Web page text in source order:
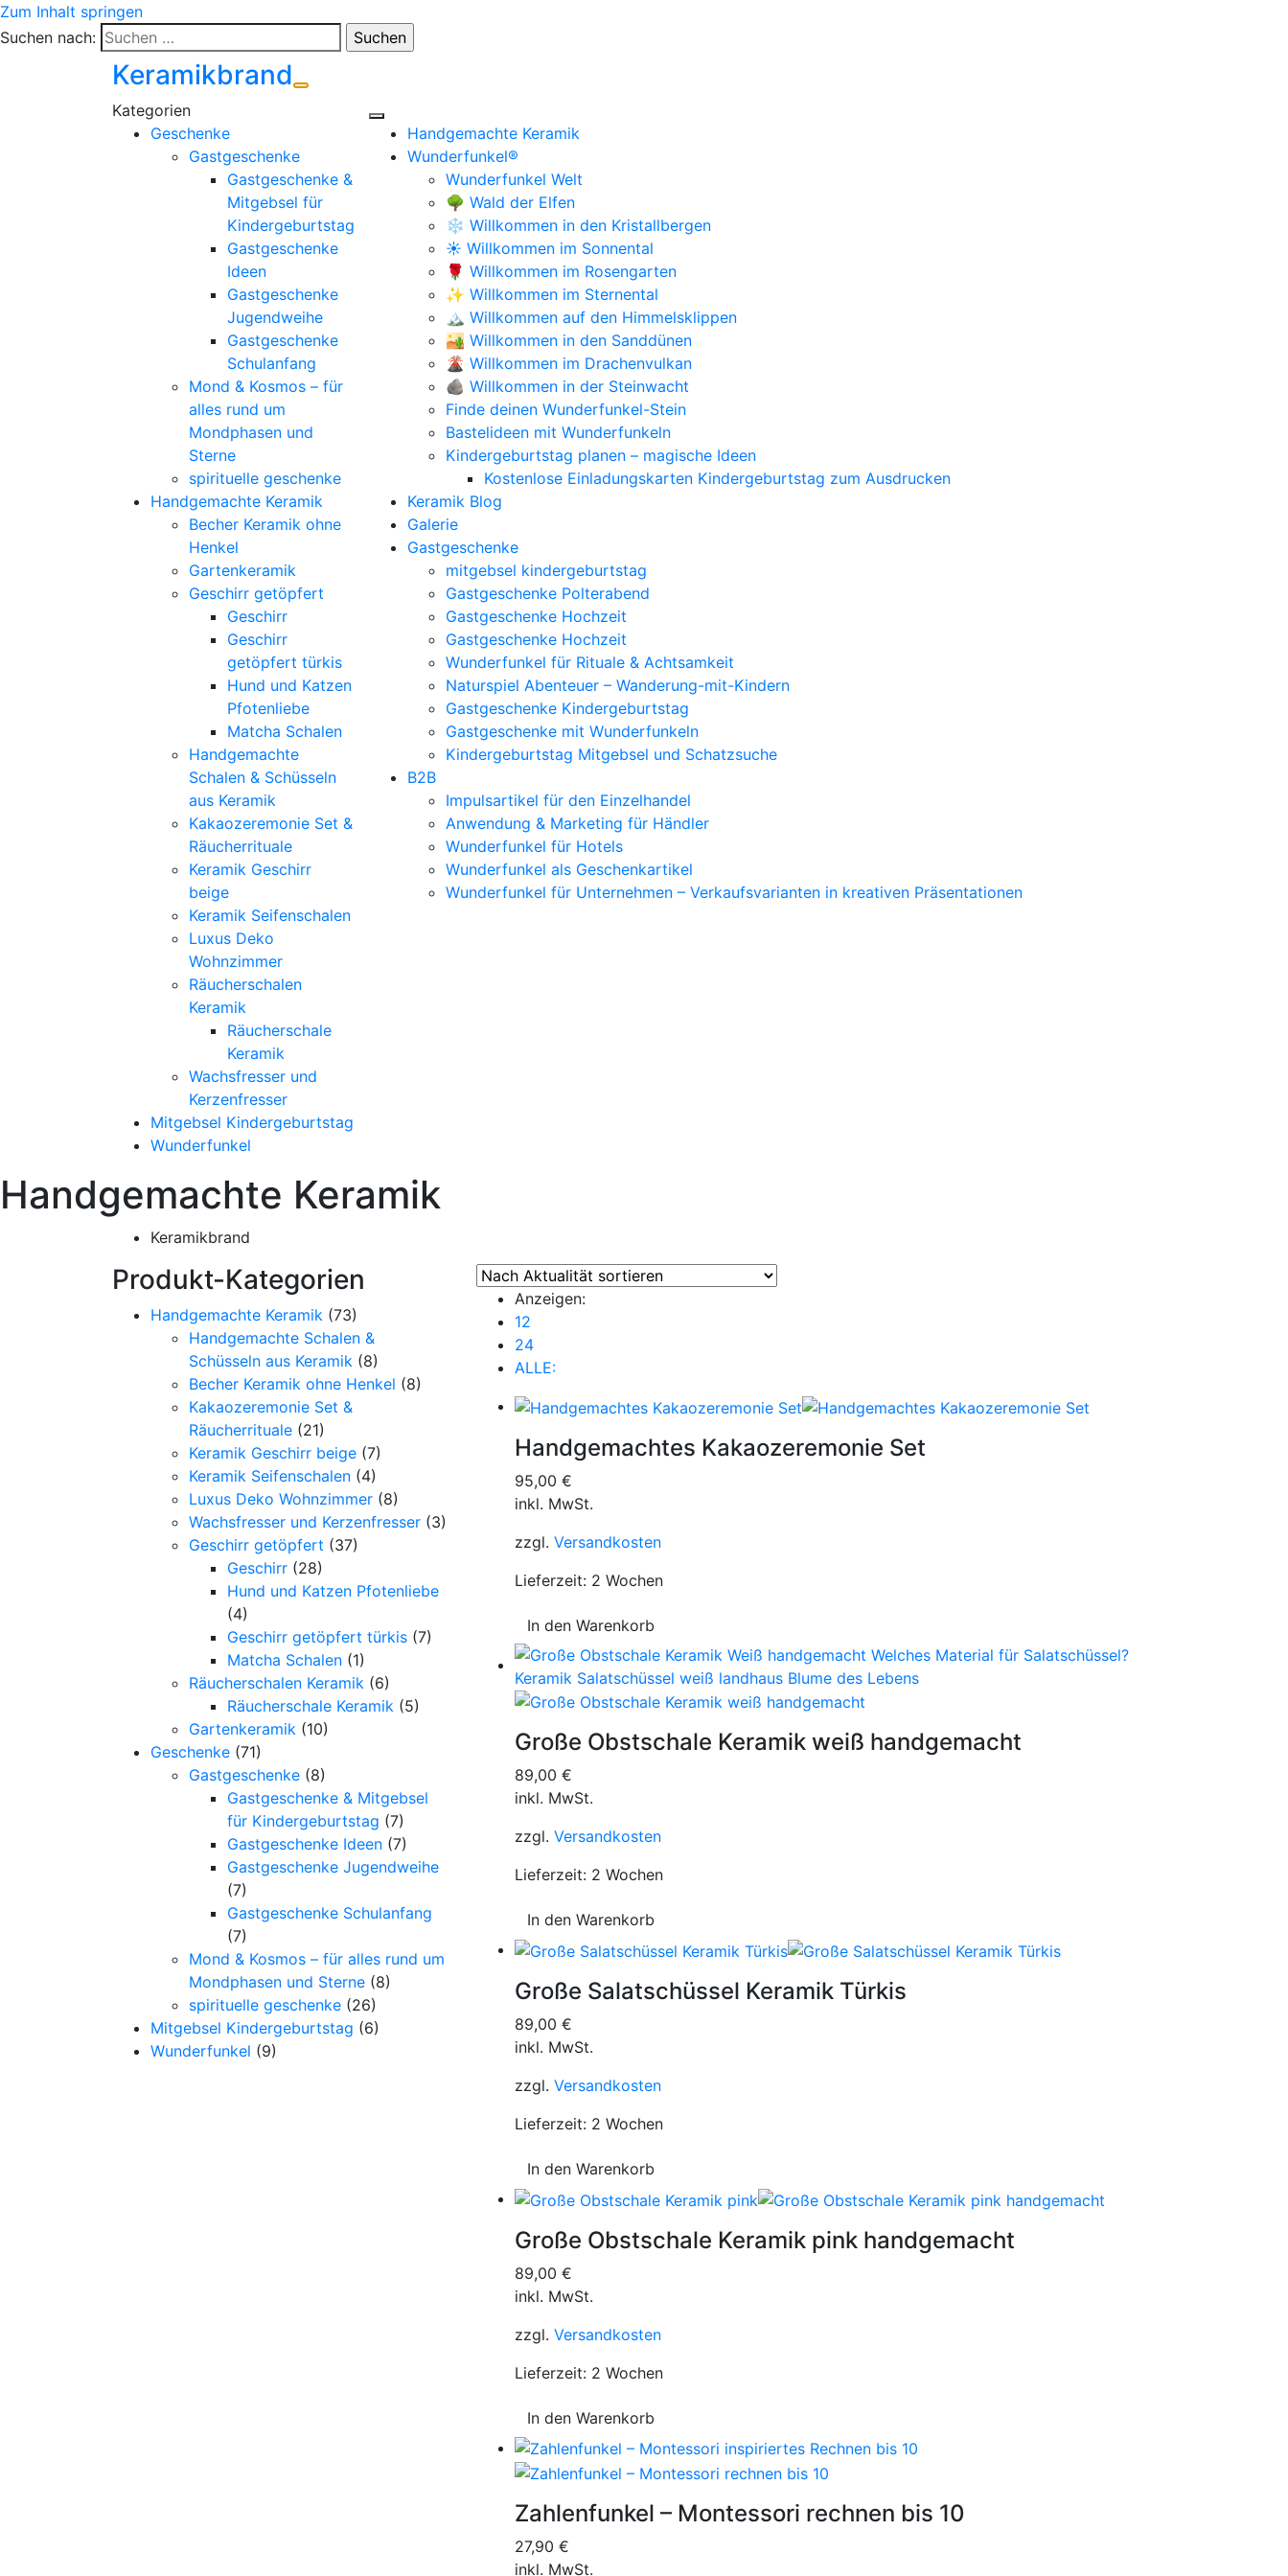
Zum Inhalt springen
Suchen nach:
Keramikbrand
Geschenke
Gastgeschenke
Gastgeschenke &
Mitgebsel für
Kindergeburtstag
Gastgeschenke
Ideen
Gastgeschenke
Jugendweihe
Gastgeschenke
Schulanfang
Mond & Kosmos – für
alles rund um
Mondphasen und
Sterne
spirituelle geschenke
Handgemachte Keramik
Becher Keramik ohne
Henkel
Gartenkeramik
Geschirr getöpfert
Geschirr
Geschirr
getöpfert türkis
Hund und Katzen
Pfotenliebe
Matcha Schalen
Handgemachte
Schalen & Schüsseln
aus Keramik
Kakaozeremonie Set &
Räucherrituale
Keramik Geschirr
beige
Keramik Seifenschalen
Luxus Deko
Wohnzimmer
Räucherschalen
Keramik
Räucherschale
Keramik
Wachsfresser und
Kerzenfresser
Mitgebsel Kindergeburtstag
Wunderfunkel
Handgemachte Keramik
Wunderfunkel®
Wunderfunkel Welt
🌳 Wald der Elfen
❄️ Willkommen in den Kristallbergen
☀️ Willkommen im Sonnental
🌹 Willkommen im Rosengarten
✨ Willkommen im Sternental
🏔️ Willkommen auf den Himmelsklippen
🏜️ Willkommen in den Sanddünen
🌋 Willkommen im Drachenvulkan
🪨 Willkommen in der Steinwacht
Finde deinen Wunderfunkel-Stein
Bastelideen mit Wunderfunkeln
Kindergeburtstag planen – magische Ideen
Kostenlose Einladungskarten Kindergeburtstag zum Ausdrucken
Keramik Blog
Galerie
Gastgeschenke
mitgebsel kindergeburtstag
Gastgeschenke Polterabend
Gastgeschenke Hochzeit
Gastgeschenke Hochzeit
Wunderfunkel für Rituale & Achtsamkeit
Naturspiel Abenteuer – Wanderung-mit-Kindern
Gastgeschenke Kindergeburtstag
Gastgeschenke mit Wunderfunkeln
Kindergeburtstag Mitgebsel und Schatzsuche
B2B
Impulsartikel für den Einzelhandel
Anwendung & Marketing für Händler
Wunderfunkel für Hotels
Wunderfunkel als Geschenkartikel
Wunderfunkel für Unternehmen – Verkaufsvarianten in kreativen Präsentationen
Handgemachte Keramik
Keramikbrand
Anzeigen:
12
24
ALLE:
Handgemachtes Kakaozeremonie Set
95,00 €
inkl. MwSt.
zzgl. Versandkosten
Lieferzeit: 2 Wochen
In den Warenkorb
Große Obstschale Keramik weiß handgemacht
89,00 €
inkl. MwSt.
zzgl. Versandkosten
Lieferzeit: 2 Wochen
In den Warenkorb
Große Salatschüssel Keramik Türkis
89,00 €
inkl. MwSt.
zzgl. Versandkosten
Lieferzeit: 2 Wochen
In den Warenkorb
Große Obstschale Keramik pink handgemacht
89,00 €
inkl. MwSt.
zzgl. Versandkosten
Lieferzeit: 2 Wochen
In den Warenkorb
Zahlenfunkel – Montessori rechnen bis 10
27,90 €
inkl. MwSt.
Produkt-Kategorien
Handgemachte Keramik (73)
Handgemachte Schalen &
Schüsseln aus Keramik (8)
Becher Keramik ohne Henkel (8)
Kakaozeremonie Set &
Räucherrituale (21)
Keramik Geschirr beige (7)
Keramik Seifenschalen (4)
Luxus Deko Wohnzimmer (8)
Wachsfresser und Kerzenfresser (3)
Geschirr getöpfert (37)
Geschirr (28)
Hund und Katzen Pfotenliebe
(4)
Geschirr getöpfert türkis (7)
Matcha Schalen (1)
Räucherschalen Keramik (6)
Räucherschale Keramik (5)
Gartenkeramik (10)
Geschenke (71)
Gastgeschenke (8)
Gastgeschenke & Mitgebsel
für Kindergeburtstag (7)
Gastgeschenke Ideen (7)
Gastgeschenke Jugendweihe
(7)
Gastgeschenke Schulanfang
(7)
Mond & Kosmos – für alles rund um
Mondphasen und Sterne (8)
spirituelle geschenke (26)
Mitgebsel Kindergeburtstag (6)
Wunderfunkel (9)